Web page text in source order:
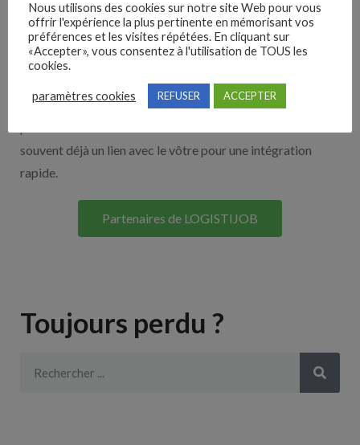
Nos solutions entreprises
Découvrez nos partenaires ! Moteurs de recherches,
multidiffuseurs, sites payant… nombreux sont nos
souvent déjà un lien avec le vôtre pour une intégration
rapide.
Partenaires de LOGISTIJOB
Toujours perdu ?
Nous utilisons des cookies sur notre site Web pour vous
offrir l'expérience la plus pertinente en mémorisant vos
préférences et les visites répétées. En cliquant sur
«Accepter», vous consentez à l'utilisation de TOUS les
cookies.
paramètres cookies REFUSER ACCEPTER